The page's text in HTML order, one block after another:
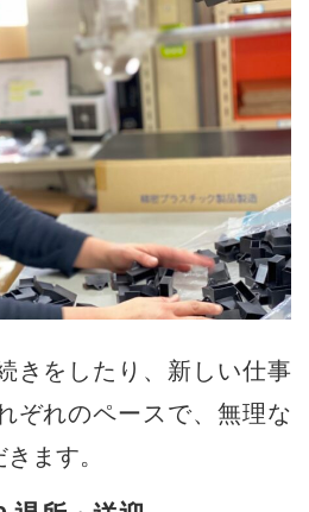
きをしたり、新しい仕事
ぞれのペースで、無理な
ます。